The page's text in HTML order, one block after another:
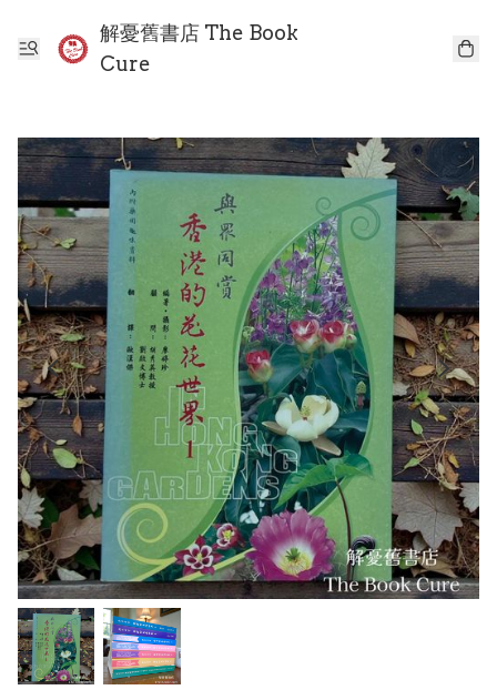
解憂舊書店 The Book
Cure